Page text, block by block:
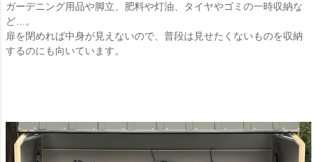
ガーデニング用品や脚立、肥料や灯油、タイヤやゴミの一時収納な
ど…。
扉を閉めれば中身が見えないので、普段は見せたくないものを収納
するのにも向いています。